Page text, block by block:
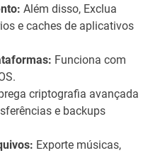
Além disso, Exclua
e caches de aplicativos
Funciona com
criptografia avançada
e backups
Exporte músicas,